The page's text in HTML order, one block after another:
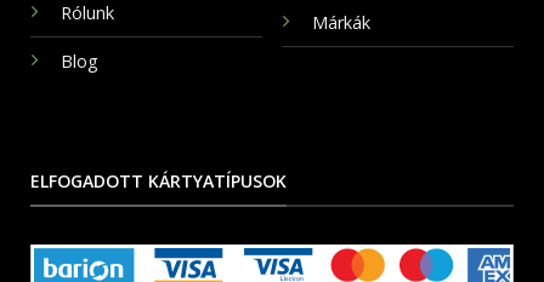
Rólunk
Blog
Márkák
ELFOGADOTT KÁRTYATÍPUSOK